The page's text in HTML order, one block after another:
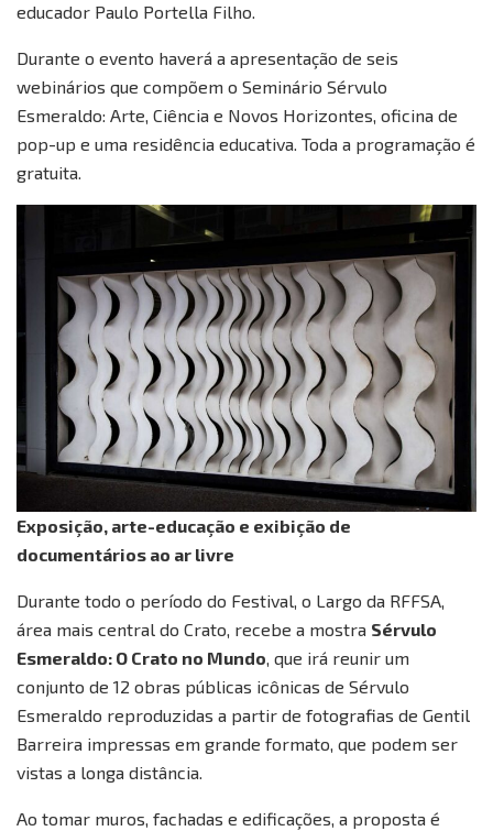
educador Paulo Portella Filho.
Durante o evento haverá a apresentação de seis
webinários que compõem o Seminário Sérvulo
Esmeraldo: Arte, Ciência e Novos Horizontes, oficina de
pop-up e uma residência educativa. Toda a programação é
gratuita.
Exposição, arte-educação e exibição de
documentários ao ar livre
Durante todo o período do Festival, o Largo da RFFSA,
área mais central do Crato, recebe a mostra Sérvulo
Esmeraldo: O Crato no Mundo, que irá reunir um
conjunto de 12 obras públicas icônicas de Sérvulo
Esmeraldo reproduzidas a partir de fotografias de Gentil
Barreira impressas em grande formato, que podem ser
vistas a longa distância.
Ao tomar muros, fachadas e edificações, a proposta é